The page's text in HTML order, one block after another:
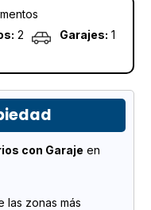
2 Garajes: 1
con Garaje en
las zonas más